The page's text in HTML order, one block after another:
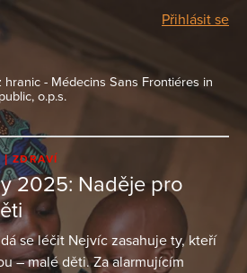
Přihlásit se
hranic - Médecins Sans Frontiéres in
o.p.s.
ZDRAVÍ
2025: Naděje pro
se léčit Nejvíc zasahuje ty, kteří
– malé děti. Za alarmujícím